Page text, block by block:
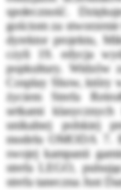
społeczność.
gościom za
dyrektor projektu,
czyli 19. edycja
popkultury. Widzów
Cosplay Show, który
życiem Strefa
setkami
unikalnej polskiej
modelu OMODA 7.
swojej kampanii
strefa LEGO,
strefa taneczna Just